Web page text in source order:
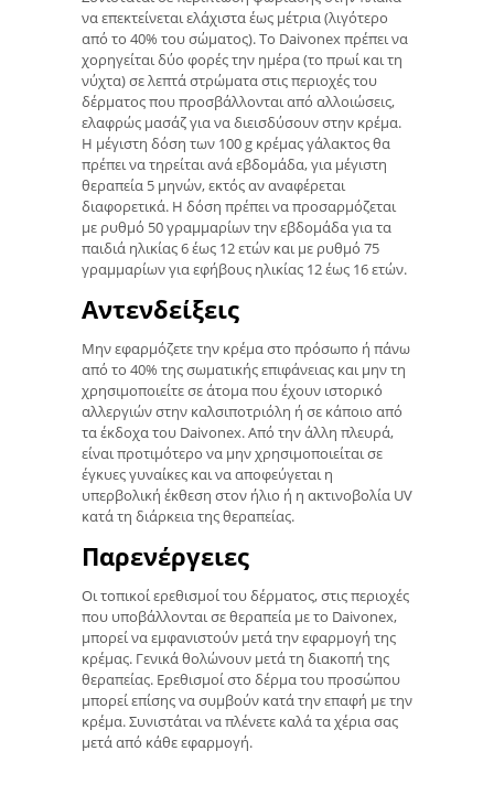
να επεκτείνεται ελάχιστα έως μέτρια (λιγότερο
από το 40% του σώματος). Το Daivonex πρέπει να
χορηγείται δύο φορές την ημέρα (το πρωί και τη
νύχτα) σε λεπτά στρώματα στις περιοχές του
δέρματος που προσβάλλονται από αλλοιώσεις,
ελαφρώς μασάζ για να διεισδύσουν στην κρέμα.
Η μέγιστη δόση των 100 g κρέμας γάλακτος θα
πρέπει να τηρείται ανά εβδομάδα, για μέγιστη
θεραπεία 5 μηνών, εκτός αν αναφέρεται
διαφορετικά. Η δόση πρέπει να προσαρμόζεται
με ρυθμό 50 γραμμαρίων την εβδομάδα για τα
παιδιά ηλικίας 6 έως 12 ετών και με ρυθμό 75
γραμμαρίων για εφήβους ηλικίας 12 έως 16 ετών.
Αντενδείξεις
Μην εφαρμόζετε την κρέμα στο πρόσωπο ή πάνω
από το 40% της σωματικής επιφάνειας και μην τη
χρησιμοποιείτε σε άτομα που έχουν ιστορικό
αλλεργιών στην καλσιποτριόλη ή σε κάποιο από
τα έκδοχα του Daivonex. Από την άλλη πλευρά,
είναι προτιμότερο να μην χρησιμοποιείται σε
έγκυες γυναίκες και να αποφεύγεται η
υπερβολική έκθεση στον ήλιο ή η ακτινοβολία UV
κατά τη διάρκεια της θεραπείας.
Παρενέργειες
Οι τοπικοί ερεθισμοί του δέρματος, στις περιοχές
που υποβάλλονται σε θεραπεία με το Daivonex,
μπορεί να εμφανιστούν μετά την εφαρμογή της
κρέμας. Γενικά θολώνουν μετά τη διακοπή της
θεραπείας. Ερεθισμοί στο δέρμα του προσώπου
μπορεί επίσης να συμβούν κατά την επαφή με την
κρέμα. Συνιστάται να πλένετε καλά τα χέρια σας
μετά από κάθε εφαρμογή.